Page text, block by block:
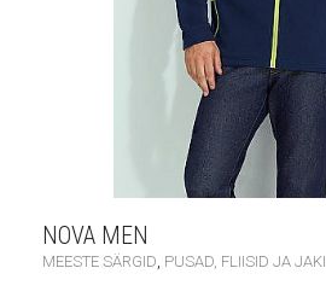
NOVA MEN
MEESTE SÄRGID PUSAD, FLIISID JA